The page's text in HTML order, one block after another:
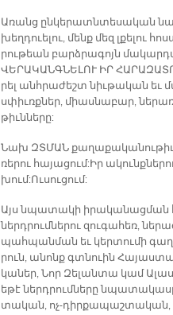
Ա­ռանց ըն­կե­րատն­տե­սա­կան
խեղ­դուե­լու, մենք մեզ լքե­լու
րու­թեան բարձ­րա­գոյն
ՎԵ­ՐԱ­ԿԱՆԳ­ՆԵ­ԼՈՒ ԻՐ
րել անհ­րա­ժեշտ նիւ­թա­կան եւ
սփիւռք­ներ, միաս­նա­բար,
թիւն­նե­րը:
Նախ ԶՏՄԱՆ
ռե­րու հա­յա­ցում: Իր
խում: Ու­սու­ցում:
Այս նպա­տա­կի ի­րա­կա­նաց­ման
ներդ­րում­նե­րու զու­գա­հեռ,
պահ­պան­ման եւ կեր­տու­մի
րուն, ա­նոնք գտնուին
կա­ներ, Նոր Զե­լան­տա կամ
ե­թէ ներդ­րում­նե­րը
տա­կան, ոչ-դիր­քա­պաշ­տա­կան,